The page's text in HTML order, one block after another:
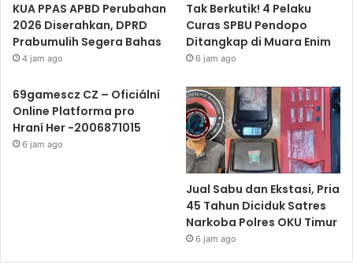
KUA PPAS APBD Perubahan
2026 Diserahkan, DPRD
Prabumulih Segera Bahas
4 jam ago
Tak Berkutik! 4 Pelaku
Curas SPBU Pendopo
Ditangkap di Muara Enim
6 jam ago
69gamescz CZ – Oficiální
Online Platforma pro
Hraní Her -2006871015
6 jam ago
Jual Sabu dan Ekstasi, Pria
45 Tahun Diciduk Satres
Narkoba Polres OKU Timur
6 jam ago